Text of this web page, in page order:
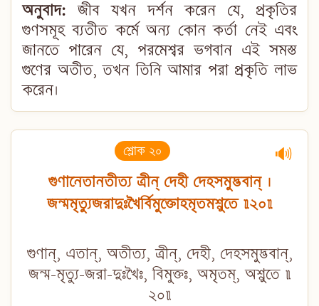
অনুবাদ: জীব যখন দর্শন করেন যে, প্রকৃতির
গুণসমূহ ব্যতীত কর্মে অন্য কোন কর্তা নেই এবং
জানতে পারেন যে, পরমেশ্বর ভগবান এই সমস্ত
গুণের অতীত, তখন তিনি আমার পরা প্রকৃতি লাভ
করেন।
শ্লোক ২০ 🔊
গুণানেতানতীত্য ত্রীন্ দেহী দেহসমুদ্ভবান্ ।
জন্মমৃত্যুজরাদুঃখৈর্বিমুক্তোহমৃতমশ্নুতে ॥২০॥
গুণান্, এতান্, অতীত্য, ত্রীন্, দেহী, দেহসমুদ্ভবান্,
জন্ম-মৃত্যু-জরা-দুঃখৈঃ, বিমুক্তঃ, অমৃতম্, অশ্নুতে ॥
২০॥